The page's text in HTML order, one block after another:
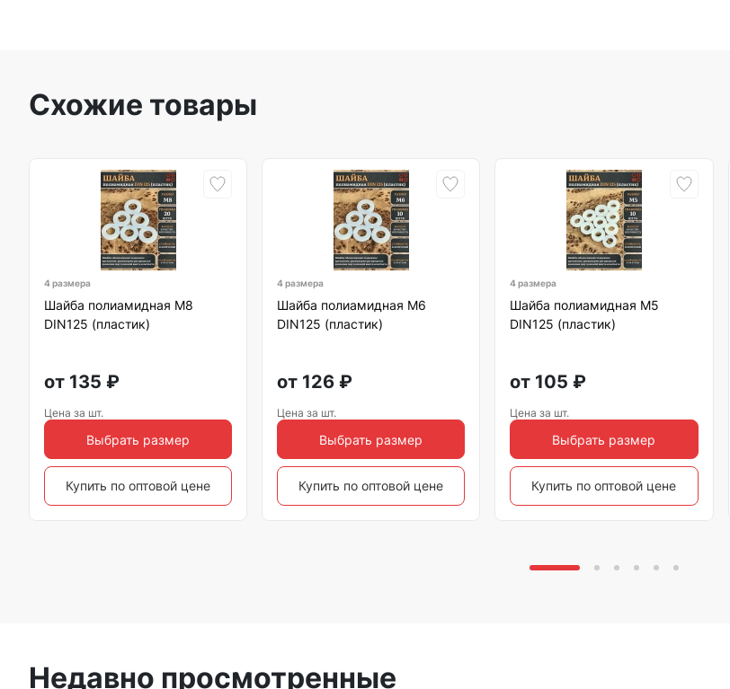
Схожие товары
4 размера
Шайба полиамидная М8
DIN125 (пластик)
от 135 ₽
Цена за шт.
Выбрать размер
Купить по оптовой цене
4 размера
Шайба полиамидная М6
DIN125 (пластик)
от 126 ₽
Цена за шт.
Выбрать размер
Купить по оптовой цене
4 размера
Шайба полиамидная М5
DIN125 (пластик)
от 105 ₽
Цена за шт.
Выбрать размер
Купить по оптовой цене
Недавно просмотренные